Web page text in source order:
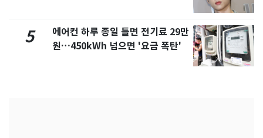
5
에어컨 하루 종일 틀면 전기료 29만
원…450kWh 넘으면 '요금 폭탄'